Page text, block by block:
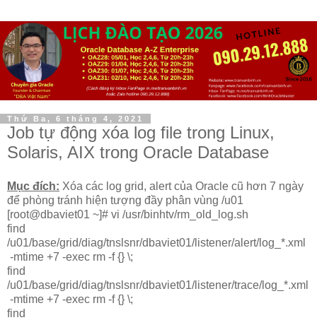
Thứ Ba, 6 tháng 4, 2021
Job tự động xóa log file trong Linux,
Solaris, AIX trong Oracle Database
Mục đích: Xóa các log grid, alert của Oracle cũ hơn 7 ngày
để phòng tránh hiện tượng đầy phân vùng /u01
[root@dbaviet01 ~]# vi /usr/binhtv/rm_old_log.sh
find
/u01/base/grid/diag/tnslsnr/dbaviet01/listener/alert/log_*.xml
-mtime +7 -exec rm -f {} \;
find
/u01/base/grid/diag/tnslsnr/dbaviet01/listener/trace/log_*.xml
-mtime +7 -exec rm -f {} \;
find